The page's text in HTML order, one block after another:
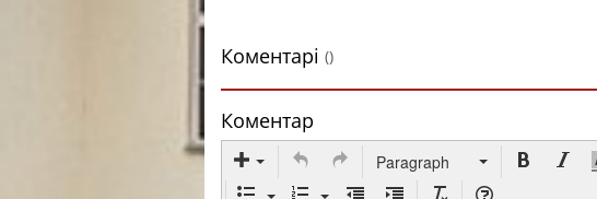
Коментарі ()
Коментар
Paragraph